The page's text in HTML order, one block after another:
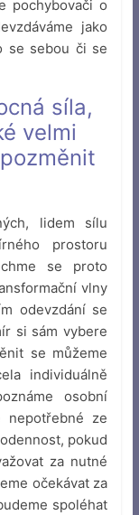
pochybovači o
jako
se sebou či se
síla,
velmi
lidem sílu
prostoru
se proto
vlny
odevzdání se
si sám vybere
se můžeme
individuálně
osobní
ze
pokud
za nutné
očekávat za
spoléhat